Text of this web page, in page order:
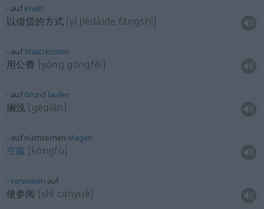
aufKredit
以借贷的方式 [yǐ jièdàide fāngshì]
aufStaatskosten
用公费 [yòng gōngfèi]
aufGrund laufen
搁浅 [gēqiǎn]
auf nüchternen Magen
空腹 [kōngfù]
verweisen auf
使参阅 [shǐ cānyuè]